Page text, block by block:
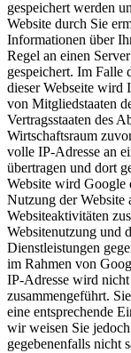
gespeichert werden
Website durch Sie
Informationen über
Regel an einen
gespeichert. Im
dieser Webseite wird
von Mitgliedstaaten
Vertragsstaaten des
Wirtschaftsraum
volle IP-Adresse an
übertragen und dort
Website wird Google
Nutzung der Website
Websiteaktivitäten
Websitenutzung und
Dienstleistungen
im Rahmen von
IP-Adresse wird
zusammengeführt.
eine entsprechende
wir weisen Sie
gegebenenfalls nicht